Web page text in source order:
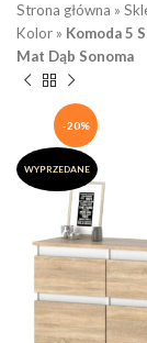
Strona główna »
Kolor » Komoda 5
Mat Dąb Sonoma
-20%
WYPRZEDANE